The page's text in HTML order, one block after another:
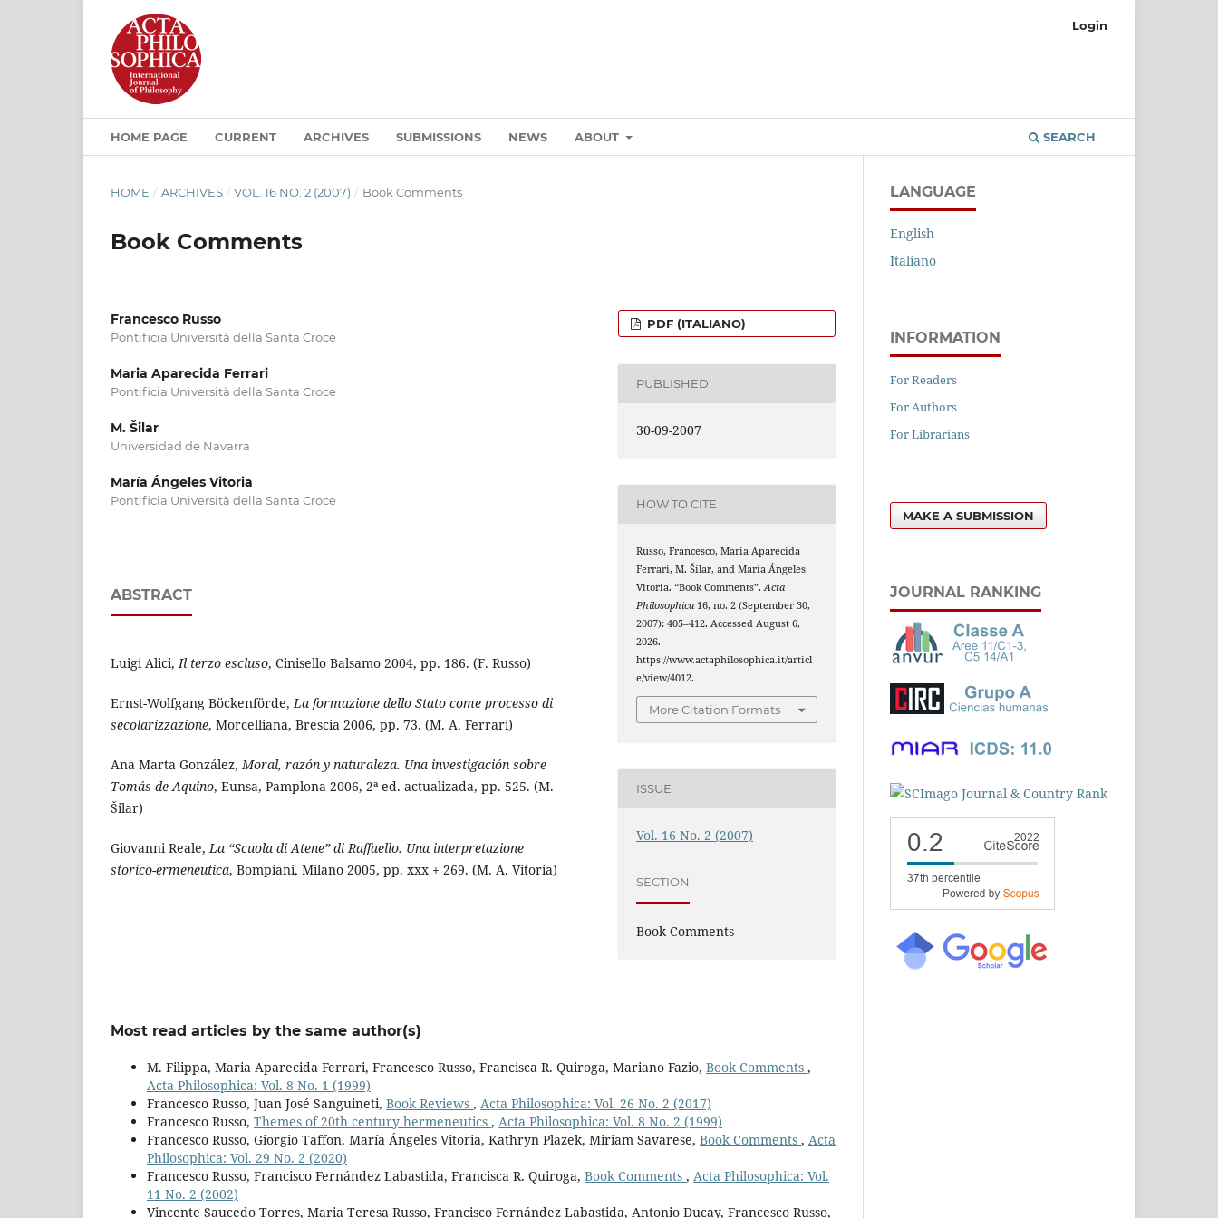
HOME PAGE CURRENT ARCHIVES SUBMISSIONS NEWS ABOUT SEARCH
Login
HOME / ARCHIVES / VOL. 16 NO. 2 (2007) / Book Comments
Book Comments
Francesco Russo
Pontificia Università della Santa Croce
Maria Aparecida Ferrari
Pontificia Università della Santa Croce
M. Šilar
Universidad de Navarra
María Ángeles Vitoria
Pontificia Università della Santa Croce
ABSTRACT
Luigi Alici,Il terzo escluso, Cinisello Balsamo 2004, pp. 186. (F. Russo)
Ernst-Wolfgang Böckenförde,La formazione dello Stato come processo di
secolarizzazione, Morcelliana, Brescia 2006, pp. 73. (M. A. Ferrari)
Ana Marta González,Moral, razón y naturaleza. Una investigación sobre
Tomás de Aquino, Eunsa, Pamplona 2006, 2ª ed. actualizada, pp. 525. (M.
Šilar)
Giovanni Reale,La “Scuola di Atene” di Raffaello. Una interpretazione
storico-ermeneutica, Bompiani, Milano 2005, pp. xxx + 269. (M. A. Vitoria)
PDF (ITALIANO)
PUBLISHED
30-09-2007
HOW TO CITE
Russo, Francesco, Maria Aparecida
Ferrari, M. Šilar, and María Ángeles
Vitoria. “Book Comments”.Acta
Philosophica 16, no. 2 (September 30,
2007): 405–412. Accessed August 6,
2026.
https://www.actaphilosophica.it/articl
e/view/4012.
More Citation Formats
ISSUE
Vol. 16 No. 2 (2007)
SECTION
Book Comments
Most read articles by the same author(s)
M. Filippa, Maria Aparecida Ferrari, Francesco Russo, Francisca R. Quiroga, Mariano Fazio, Book Comments ,
Acta Philosophica: Vol. 8 No. 1 (1999)
Francesco Russo, Juan José Sanguineti, Book Reviews , Acta Philosophica: Vol. 26 No. 2 (2017)
Francesco Russo, Themes of 20th century hermeneutics , Acta Philosophica: Vol. 8 No. 2 (1999)
Francesco Russo, Giorgio Taffon, María Ángeles Vitoria, Kathryn Plazek, Miriam Savarese, Book Comments , Acta
Philosophica: Vol. 29 No. 2 (2020)
Francesco Russo, Francisco Fernández Labastida, Francisca R. Quiroga, Book Comments , Acta Philosophica: Vol.
11 No. 2 (2002)
Vincente Saucedo Torres, Maria Teresa Russo, Francisco Fernández Labastida, Antonio Ducay, Francesco Russo,
LANGUAGE
English
Italiano
INFORMATION
For Readers
For Authors
For Librarians
MAKE A SUBMISSION
JOURNAL RANKING